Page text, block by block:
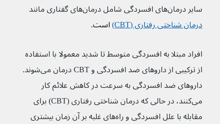
سایر درمان‌های افسردگی شامل درمان‌های گفتاری مانند
درمان شناختی رفتاری (CBT)
است.
افراد مبتلا به افسردگی متوسط تا شدید معمولا با استفاده
از ترکیبی از داروهای ضد افسردگی و CBT درمان می‌شوند.
داروهای ضد افسردگی به سرعت در کاهش علائم کار
می‌کنند، در حالی که درمان شناختی رفتاری (CBT) برای
مقابله با علل افسردگی و راه‌های غلبه بر آن زمان بیشتری